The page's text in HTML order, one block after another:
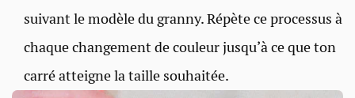
suivant le modèle du granny. Répète ce processus à
chaque changement de couleur jusqu’à ce que ton
carré atteigne la taille souhaitée.